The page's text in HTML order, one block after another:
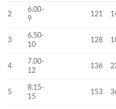
2
6.00-
9
121
3
6.50-
10
128
4
7.00-
12
136
5
8.15-
15
153